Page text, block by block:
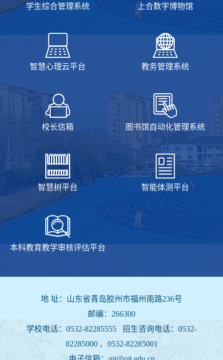
学生综合管理系统 上合数字博物馆
智慧心理云平台 教务管理系统
校长信箱 图书馆自动化管理系统
智慧树平台 智能体测平台
本科教育教学审核评估平台
地 址：山东省青岛胶州市福州南路236号
邮编：266300
学校电话：0532-82285555 招生咨询电话： 0532-
82285000 、0532-82285001